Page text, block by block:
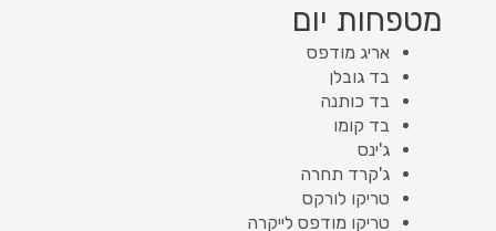
מטפחות יום
אריג מודפס
בד גובלן
בד כותנה
בד קומו
ג'ינס
ג'קרד תחרה
טריקו לורקס
טריקו מודפס לייקרה